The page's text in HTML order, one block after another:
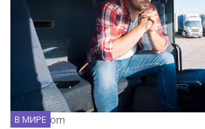
Freepik.com
В МИРЕ